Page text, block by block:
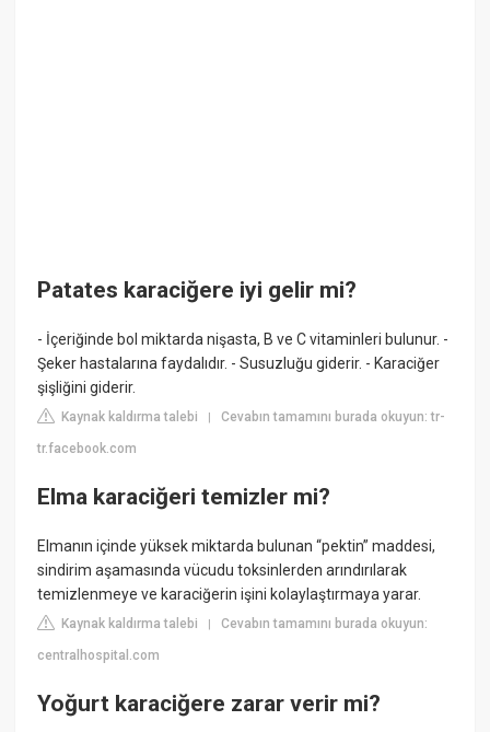
Patates karaciğere iyi gelir mi?
- İçeriğinde bol miktarda nişasta, B ve C vitaminleri bulunur. -
Şeker hastalarına faydalıdır. - Susuzluğu giderir. - Karaciğer
şişliğini giderir.
Kaynak kaldırma talebi |Cevabın tamamını burada okuyun: tr-
tr.facebook.com
Elma karaciğeri temizler mi?
Elmanın içinde yüksek miktarda bulunan “pektin” maddesi,
sindirim aşamasında vücudu toksinlerden arındırılarak
temizlenmeye ve karaciğerin işini kolaylaştırmaya yarar.
Kaynak kaldırma talebi |Cevabın tamamını burada okuyun:
centralhospital.com
Yoğurt karaciğere zarar verir mi?